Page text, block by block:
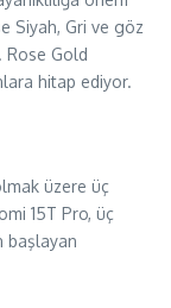
Siyah, Gri ve göz
Rose Gold
hitap ediyor.
üzere üç
15T Pro, üç
başlayan